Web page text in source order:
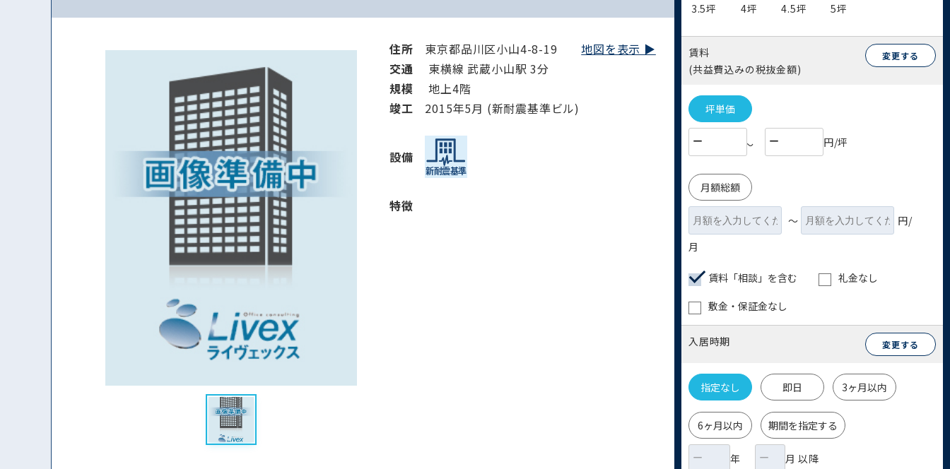
3.5坪
4坪 4.5坪 5坪
賃料
(共益費込みの税抜金額)
変更する
坪単価
〜 円/坪
月額総額
〜
円/
月
賃料「相談」を含む
礼金なし
敷金・保証金なし
入居時期 変更する
指定なし 即日 3ヶ月以内
6ヶ月以内 期間を指定する
年 月 以降
住所 東京都品川区小山4-8-19地図を表示 ▶︎
交通
東横線 武蔵小山駅 3分
規模
地上4階
竣⼯ 2015年5月 (新耐震基準ビル)
設備
特徴